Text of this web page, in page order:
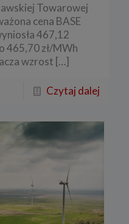
Towarowej
cena BASE
467,12
465,70 zł/MWh
wzrost […]
Czytaj dalej